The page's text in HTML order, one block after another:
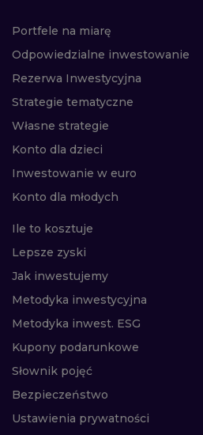
Portfele na miarę
Odpowiedzialne inwestowanie
Rezerwa Inwestycyjna
Strategie tematyczne
Własne strategie
Konto dla dzieci
Inwestowanie w euro
Konto dla młodych
Ile to kosztuje
Lepsze zyski
Jak inwestujemy
Metodyka inwestycyjna
Metodyka inwest. ESG
Kupony podarunkowe
Słownik pojęć
Bezpieczeństwo
Ustawienia prywatności